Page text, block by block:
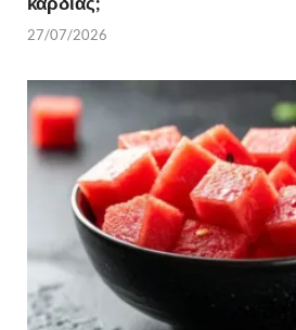
27/07/2026